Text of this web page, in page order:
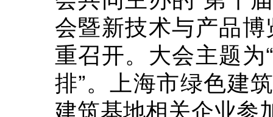
会暨新技术与产品
重召开。大会主题
排”。上海市绿色建
建筑基地相关企业参